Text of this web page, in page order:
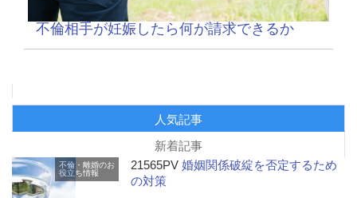
不倫相手が妊娠したら何が請求できるか
人気記事
新着記事
不倫・離婚のお
役立ち情報
21565PV婚姻関係破綻を否定するため
の対策